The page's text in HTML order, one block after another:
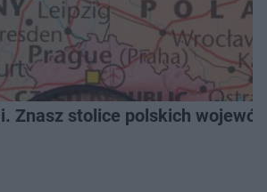
Znasz stolice polskich